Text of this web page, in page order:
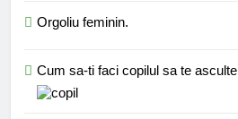
Orgoliu feminin.
Cum sa-ti faci copilul sa te asculte